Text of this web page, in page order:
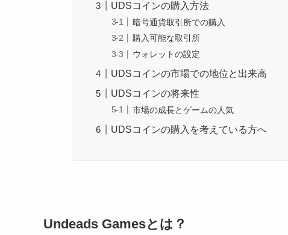
UDSコインの購入方法
暗号通貨取引所での購入
購入可能な取引所
ウォレットの設定
UDSコインの市場での地位と出来高
UDSコインの将来性
市場の成長とゲームの人気
UDSコインの購入を考えている方へ
Undeads Gamesとは？